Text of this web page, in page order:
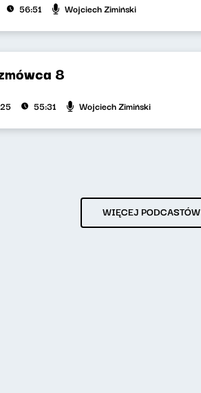
56:51 Wojciech Zimiński
8
55:31 Wojciech Zimiński
WIĘCEJ PODCASTÓW